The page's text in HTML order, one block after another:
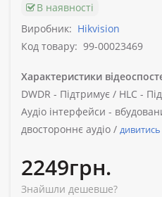
В наявності
Виробник: Hikvision
Код товару: 99-00023469
Характеристики
DWDR - Підтримує / HLC -
Аудіо інтерфейси -
двостороннє аудіо / дивитись
2249грн.
Знайшли дешевше?